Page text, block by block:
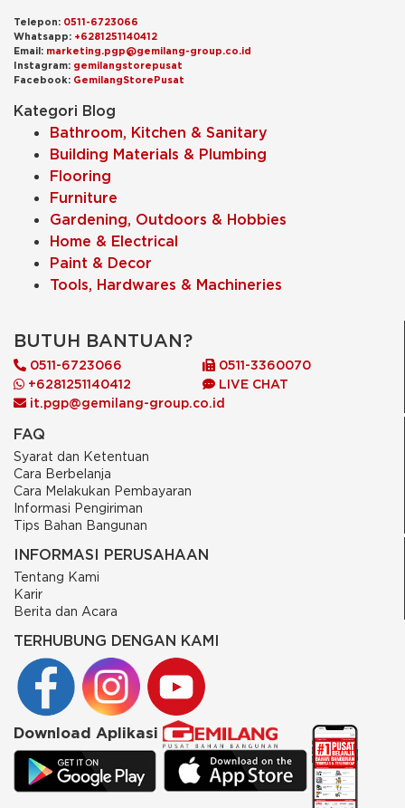
Telepon: 0511-6723066
Whatsapp: +6281251140412
Email: marketing.pgp@gemilang-group.co.id
Instagram: gemilangstorepusat
Facebook: GemilangStorePusat
Kategori Blog
Bathroom, Kitchen & Sanitary
Building Materials & Plumbing
Flooring
Furniture
Gardening, Outdoors & Hobbies
Home & Electrical
Paint & Decor
Tools, Hardwares & Machineries
BUTUH BANTUAN?
0511-6723066
0511-3360070
+6281251140412
LIVE CHAT
it.pgp@gemilang-group.co.id
FAQ
Syarat dan Ketentuan
Cara Berbelanja
Cara Melakukan Pembayaran
Informasi Pengiriman
Tips Bahan Bangunan
INFORMASI PERUSAHAAN
Tentang Kami
Karir
Berita dan Acara
TERHUBUNG DENGAN KAMI
Download Aplikasi